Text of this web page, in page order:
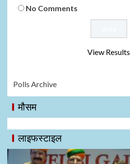
No Comments
View Results
Polls Archive
मौसम
लाइफस्टाइल